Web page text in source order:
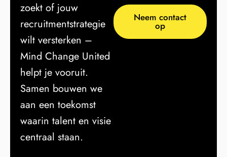
zoekt of jouw
recruitmentstrategie
wilt versterken –
Mind Change United
helpt je vooruit.
Samen bouwen we
aan een toekomst
waarin talent en visie
centraal staan.
Neem contact
op